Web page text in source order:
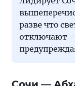
разве что
отключают